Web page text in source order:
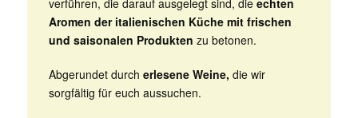
verführen, die darauf ausgelegt sind, die echten
Aromen der italienischen Küche mit frischen
und saisonalen Produkten zu betonen.
Abgerundet durch erlesene Weine, die wir
sorgfältig für euch aussuchen.